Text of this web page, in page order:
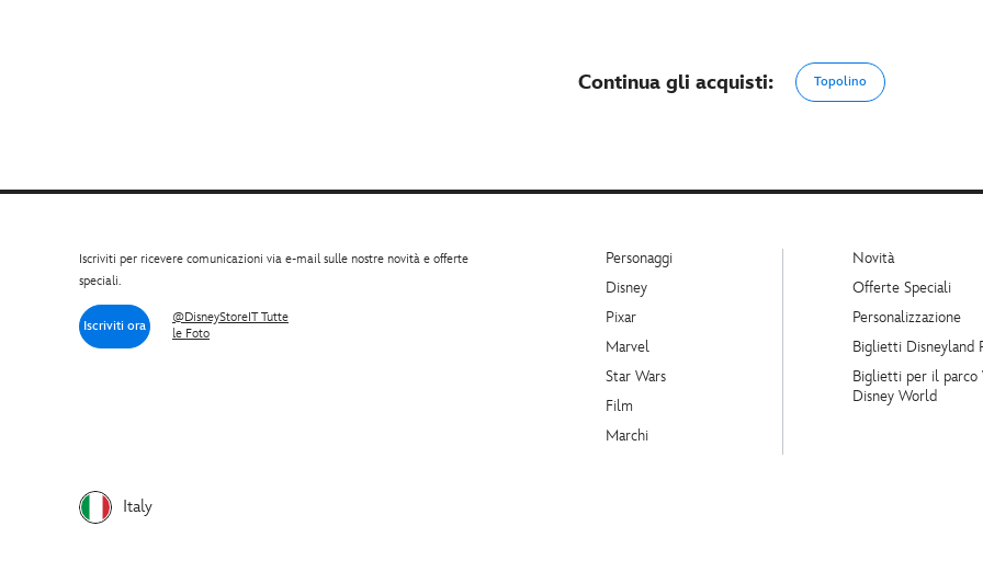
Continua gli acquisti: Topolino
Iscriviti per ricevere comunicazioni via e-mail sulle nostre novità e offerte
speciali.
Iscriviti ora
@DisneyStoreIT Tutte
le Foto
Italy
Personaggi
Disney
Pixar
Marvel
Star Wars
Film
Marchi
Novità
Offerte Speciali
Personalizzazione
Biglietti Disneyland
Biglietti per il parco
Disney World